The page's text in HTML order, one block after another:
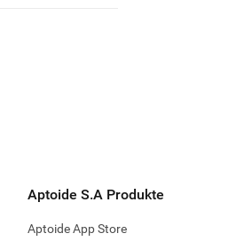
Aptoide S.A Produkte
Aptoide App Store